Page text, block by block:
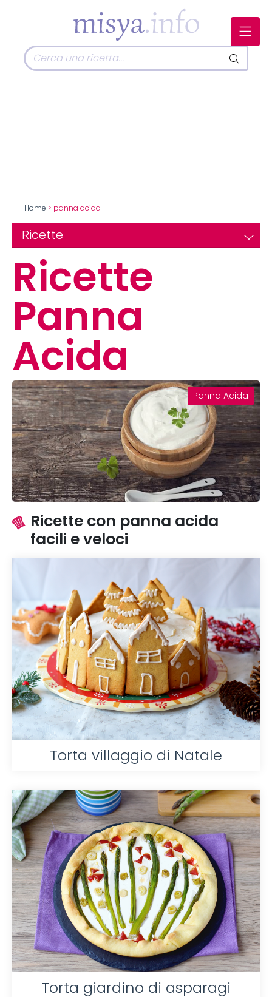
Home > panna acida
Ricette
Ricette
Panna
Acida
Panna Acida
Ricette con panna acida
facili e veloci
Torta villaggio di Natale
Torta giardino di asparagi